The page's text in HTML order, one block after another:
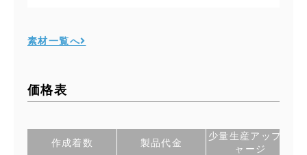
素材一覧へ
価格表
作成着数 製品代金
少量生産アップチ
ャージ